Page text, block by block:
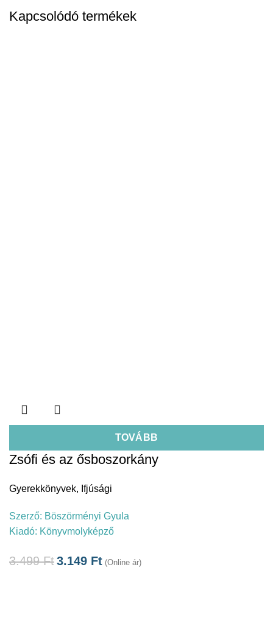
Kapcsolódó termékek
TOVÁBB
Zsófi és az ősboszorkány
Gyerekkönyvek, Ifjúsági
Szerző: Böszörményi Gyula
Kiadó: Könyvmolyképző
3.499Ft3.149 Ft (Online ár)